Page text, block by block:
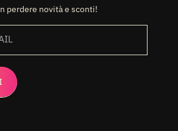
perdere novità e sconti!